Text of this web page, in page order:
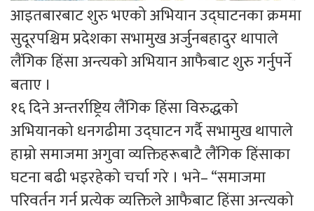
आइतबारबाट शुरु भएको अभियान उद्घाटनका क्रममा
सुदूरपश्चिम प्रदेशका सभामुख अर्जुनबहादुर थापाले
लैंगिक हिंसा अन्त्यको अभियान आफैबाट शुरु गर्नुपर्ने
बताए ।
१६ दिने अन्तर्राष्ट्रिय लैंगिक हिंसा विरुद्धको
अभियानको धनगढीमा उद्घाटन गर्दै सभामुख थापाले
हाम्रो समाजमा अगुवा व्यक्तिहरूबाटै लैंगिक हिंसाका
घटना बढी भइरहेको चर्चा गरे । भने– “समाजमा
परिवर्तन गर्न प्रत्येक व्यक्तिले आफैबाट हिंसा अन्त्यको